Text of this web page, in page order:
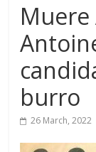
Muere
burro
26 March, 2022